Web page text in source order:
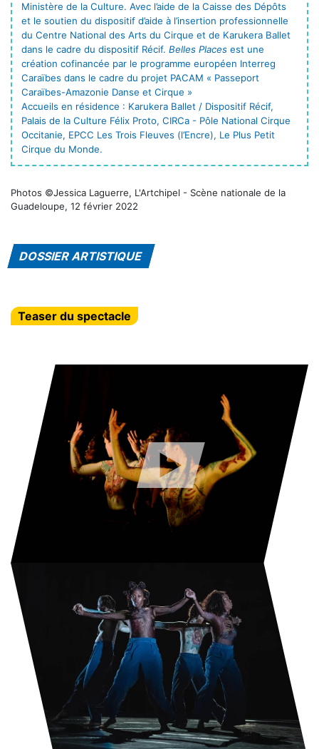
Ministère de la Culture. Avec l’aide de la Caisse des Dépôts
et le soutien du dispositif d’aide à l’insertion professionnelle
du Centre National des Arts du Cirque et de Karukera Ballet
dans le cadre du dispositif Récif.Belles Places est une
création cofinancée par le programme européen Interreg
Caraïbes dans le cadre du projet PACAM « Passeport
Caraïbes-Amazonie Danse et Cirque »
Accueils en résidence : Karukera Ballet / Dispositif Récif,
Palais de la Culture Félix Proto, CIRCa - Pôle National Cirque
Occitanie, EPCC Les Trois Fleuves (l’Encre), Le Plus Petit
Cirque du Monde.
Photos ©Jessica Laguerre, L'Artchipel - Scène nationale de la
Guadeloupe, 12 février 2022
DOSSIER ARTISTIQUE
Teaser du spectacle